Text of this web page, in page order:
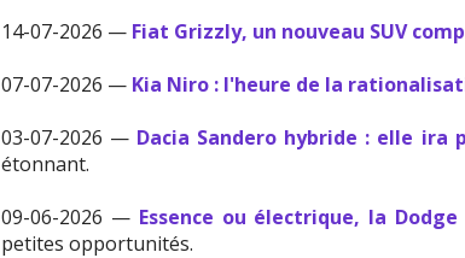
14-07-2026 — Fiat Grizzly, un nouveau SUV
07-07-2026 — Kia Niro : l'heure de la
03-07-2026 — Dacia Sandero hybride : elle ira
étonnant.
09-06-2026 — Essence ou électrique, la
petites opportunités.